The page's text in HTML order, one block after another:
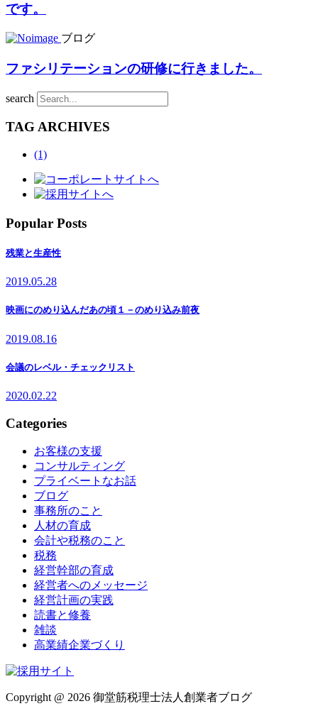
です。
ブログ
ファシリテーションの研修に行きました。
search
TAG ARCHIVES
(1)
Popular Posts
残業と生産性
2019.05.28
映画にのめり込んだあの頃１－のめり込み前夜
2019.08.16
会議のレベル・チェックリスト
2020.02.22
Categories
お客様の支援
コンサルティング
プライベートなお話
ブログ
事務所のこと
人材の育成
会計や税務のこと
税務
経営幹部の育成
経営者へのメッセージ
経営計画の実践
読書と修養
雑談
高業績企業づくり
Copyright @ 2026 御堂筋税理士法人創業者ブログ